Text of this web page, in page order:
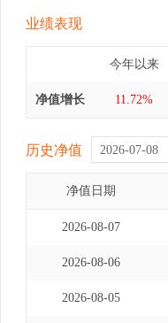
业绩表现
今年以来
净值增长 11.72%
历史净值
净值日期
2026-08-07
2026-08-06
2026-08-05